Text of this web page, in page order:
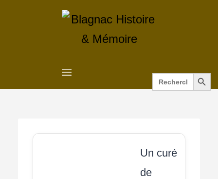
Search
for:
Search Button
Un curé
de